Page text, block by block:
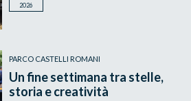
2026
PARCO CASTELLI ROMANI
Un fine settimana tra stelle,
storia e creatività